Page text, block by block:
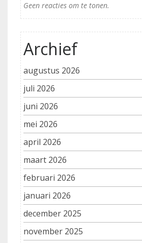
Geen reacties om te tonen.
Archief
augustus 2026
juli 2026
juni 2026
mei 2026
april 2026
maart 2026
februari 2026
januari 2026
december 2025
november 2025